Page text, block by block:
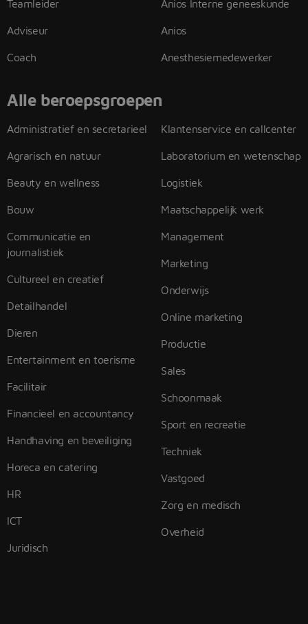
Teamleider
Adviseur
Coach
Anios Interne geneeskunde
Anios
Anesthesiemedewerker
Alle beroepsgroepen
Administratief en secretarieel
Agrarisch en natuur
Beauty en wellness
Bouw
Communicatie en
journalistiek
Cultureel en creatief
Detailhandel
Dieren
Entertainment en toerisme
Facilitair
Financieel en accountancy
Handhaving en beveiliging
Horeca en catering
HR
ICT
Juridisch
Klantenservice en callcenter
Laboratorium en wetenschap
Logistiek
Maatschappelijk werk
Management
Marketing
Onderwijs
Online marketing
Productie
Sales
Schoonmaak
Sport en recreatie
Techniek
Vastgoed
Zorg en medisch
Overheid